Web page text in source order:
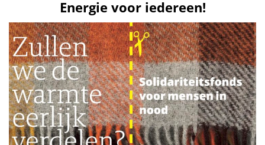
Energie voor iedereen!